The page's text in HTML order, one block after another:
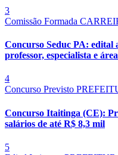
3
Comissão Formada
Concurso Seduc PA: edital
professor, especialista e
4
Concurso Previsto
Concurso Itaitinga (CE):
salários de até R$ 8,3 mil
5